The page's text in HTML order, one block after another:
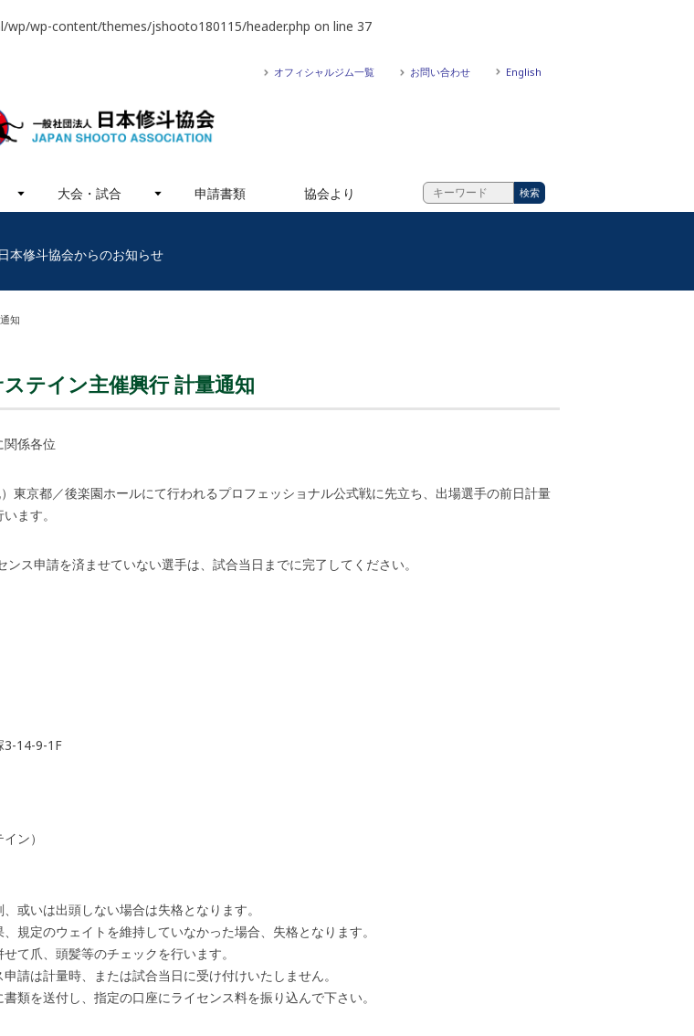
wp-content/themes/jshooto180115/header.php on line 37
オフィシャルジム一覧 お問い合わせ English
大会・試合 申請書類 協会より
日本修斗協会からのお知らせ
知
テイン主催興行 計量通知
関係各位
東京都／後楽園ホールにて行われるプロフェッショナル公式戦に先立ち、出場選手の前日計量
ます。
ス申請を済ませていない選手は、試合当日までに完了してください。
3-14-9-1F
ン）
、或いは出頭しない場合は失格となります。
、規定のウェイトを維持していなかった場合、失格となります。
せて爪、頭髪等のチェックを行います。
申請は計量時、または試合当日に受け付けいたしません。
送付し、指定の口座にライセンス料を振り込んで下さい。